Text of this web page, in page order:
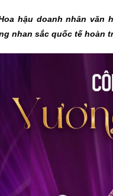
hậu doanh nhân văn
nhan sắc quốc tế hoàn